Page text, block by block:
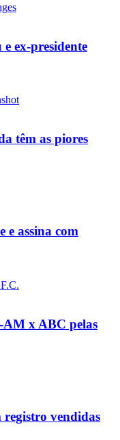
e ex-presidente
têm as piores
e assina com
x ABC pelas
registro vendidas